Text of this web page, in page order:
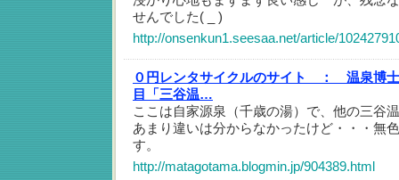
せんでした( _ )
http://onsenkun1.seesaa.net/article/
０円レンタサイクルのサイト ：
温泉博
目「三谷温…
ここは自家源泉（千歳の湯）で、他の三谷
あまり違いは分からなかったけど・・・無
す。
http://matagotama.blogmin.jp/904389.html